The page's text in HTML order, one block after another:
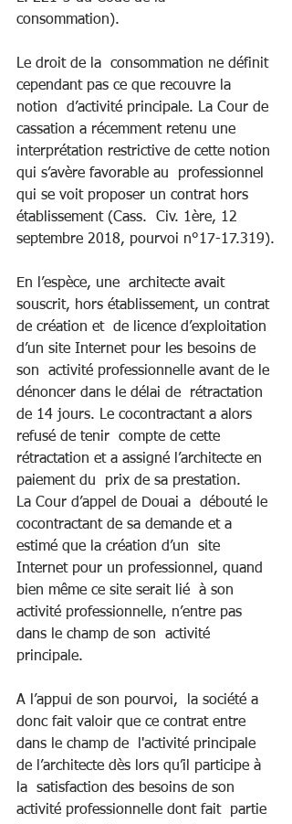
consommation).
Le droit de la  consommation ne définit
cependant pas ce que recouvre la
notion  d’activité principale. La Cour de
cassation a récemment retenu une
interprétation restrictive de cette notion
qui s’avère favorable au  professionnel
qui se voit proposer un contrat hors
établissement (Cass.  Civ. 1ère, 12
septembre 2018, pourvoi n°17-17.319).
En l’espèce, une  architecte avait
souscrit, hors établissement, un contrat
de création et  de licence d’exploitation
d’un site Internet pour les besoins de
son  activité professionnelle avant de le
dénoncer dans le délai de  rétractation
de 14 jours. Le cocontractant a alors
refusé de tenir  compte de cette
rétractation et a assigné l’architecte en
paiement du  prix de sa prestation.
La Cour d’appel de Douai a  débouté le
cocontractant de sa demande et a
estimé que la création d’un  site
Internet pour un professionnel, quand
bien même ce site serait lié  à son
activité professionnelle, n’entre pas
dans le champ de son  activité
principale.
A l’appui de son pourvoi,  la société a
donc fait valoir que ce contrat entre
dans le champ de  l'activité principale
de l’architecte dès lors qu’il participe à
la  satisfaction des besoins de son
activité professionnelle dont fait  partie